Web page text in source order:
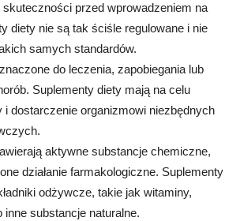
przed wprowadzeniem na
diety nie są tak ściśle regulowane i nie
samych standardów.
do leczenia, zapobiegania lub
Suplementy diety mają na celu
i dostarczenie organizmowi niezbędnych
aktywne substancje chemiczne,
działanie farmakologiczne. Suplementy
odżywcze, takie jak witaminy,
inne substancje naturalne.